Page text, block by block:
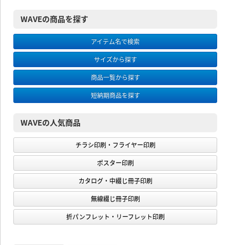
WAVEの商品を探す
アイテム名で検索
サイズから探す
商品一覧から探す
短納期商品を探す
WAVEの人気商品
チラシ印刷・フライヤー印刷
ポスター印刷
カタログ・中綴じ冊子印刷
無線綴じ冊子印刷
折パンフレット・リーフレット印刷